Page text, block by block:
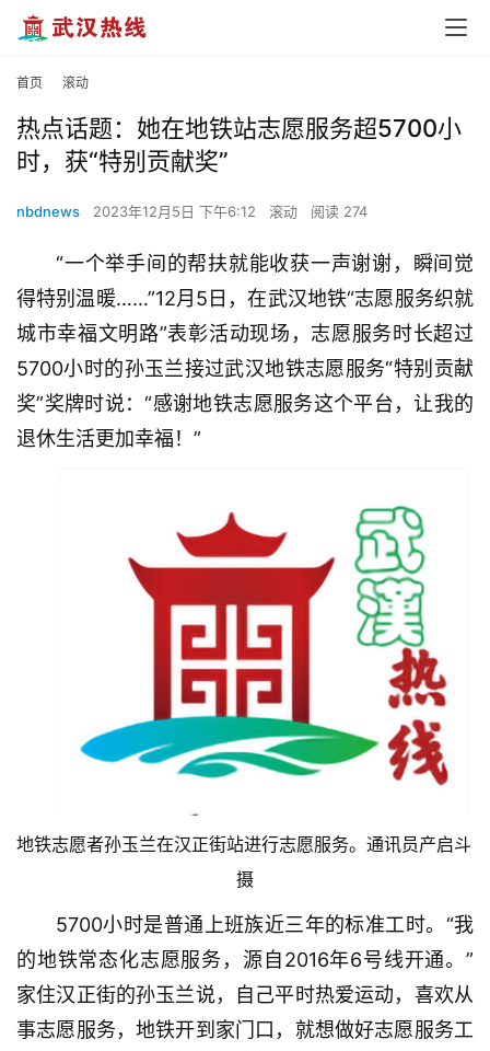
首页 滚动
热点话题：她在地铁站志愿服务超5700小
时，获“特别贡献奖”
nbdnews 2023年12月5日 下午6:12 滚动 阅读 274
“一个举手间的帮扶就能收获一声谢谢，瞬间觉
得特别温暖……”12月5日，在武汉地铁“志愿服务织就
城市幸福文明路”表彰活动现场，志愿服务时长超过
5700小时的孙玉兰接过武汉地铁志愿服务“特别贡献
奖”奖牌时说：“感谢地铁志愿服务这个平台，让我的
退休生活更加幸福！”
地铁志愿者孙玉兰在汉正街站进行志愿服务。通讯员产启斗
摄
5700小时是普通上班族近三年的标准工时。“我
的地铁常态化志愿服务，源自2016年6号线开通。”
家住汉正街的孙玉兰说，自己平时热爱运动，喜欢从
事志愿服务，地铁开到家门口，就想做好志愿服务工